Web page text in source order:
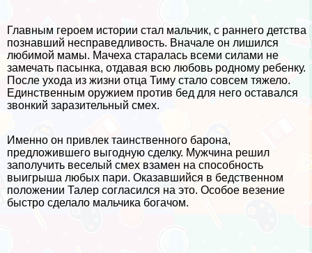
Главным героем истории стал мальчик, с раннего детства
познавший несправедливость. Вначале он лишился
любимой мамы. Мачеха старалась всеми силами не
замечать пасынка, отдавая всю любовь родному ребенку.
После ухода из жизни отца Тиму стало совсем тяжело.
Единственным оружием против бед для него оставался
звонкий заразительный смех.
Именно он привлек таинственного барона,
предложившего выгодную сделку. Мужчина решил
заполучить веселый смех взамен на способность
выигрыша любых пари. Оказавшийся в бедственном
положении Талер согласился на это. Особое везение
быстро сделало мальчика богачом.